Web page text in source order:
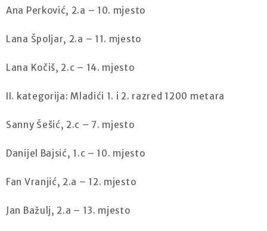
Ana Perković, 2.a – 10. mjesto
Lana Špoljar, 2.a – 11. mjesto
Lana Kočiš, 2.c – 14. mjesto
II. kategorija: Mladići 1. i 2. razred 1200 metara
Sanny Šešić, 2.c – 7. mjesto
Danijel Bajsić, 1.c – 10. mjesto
Fan Vranjić, 2.a – 12. mjesto
Jan Bažulj, 2.a – 13. mjesto